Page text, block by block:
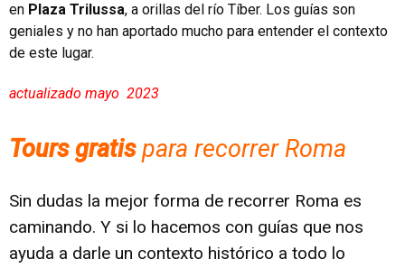
en Plaza Trilussa, a orillas del río Tíber. Los guías son
geniales y no han aportado mucho para entender el contexto
de este lugar.
actualizado mayo 2023
Tours gratispara recorrer Roma
Sin dudas la mejor forma de recorrer Roma es
caminando. Y si lo hacemos con guías que nos
ayuda a darle un contexto histórico a todo lo